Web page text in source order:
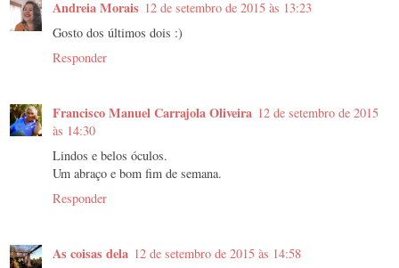
Andreia Morais 12 de setembro de 2015 às 13:23
Gosto dos últimos dois :)
Responder
Francisco Manuel Carrajola Oliveira 12 de setembro de 2015
às 14:30
Lindos e belos óculos.
Um abraço e bom fim de semana.
Responder
As coisas dela 12 de setembro de 2015 às 14:58